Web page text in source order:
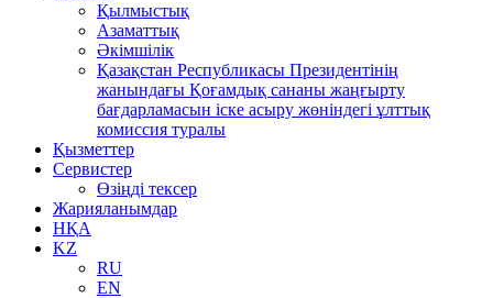
Қылмыстық
Азаматтық
Әкімшілік
Қазақстан Республикасы Президентінің
жанындағы Қоғамдық сананы жаңғырту
бағдарламасын іске асыру жөніндегі ұлттық
комиссия туралы
Қызметтер
Сервистер
Өзіңді тексер
Жарияланымдар
НҚА
KZ
RU
EN